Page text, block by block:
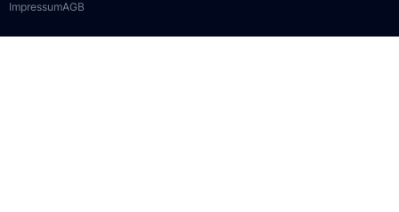
ImpressumAGB